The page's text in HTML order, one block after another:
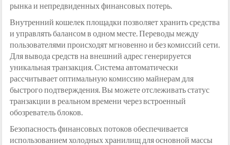
рынка и непредвиденных финансовых потерь.
Внутренний кошелек площадки позволяет хранить средства
и управлять балансом в одном месте. Переводы между
пользователями происходят мгновенно и без комиссий сети.
Для вывода средств на внешний адрес генерируется
уникальная транзакция. Система автоматически
рассчитывает оптимальную комиссию майнерам для
быстрого подтверждения. Вы можете отслеживать статус
транзакции в реальном времени через встроенный
обозреватель блоков.
Безопасность финансовых потоков обеспечивается
использованием холодных хранилищ для основной массы